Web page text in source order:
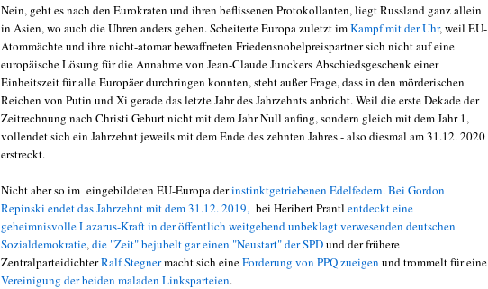
Nein, geht es nach den Eurokraten und ihren beflissenen Protokollanten, liegt Russland ganz allein
in Asien, wo auch die Uhren anders gehen. Scheiterte Europa zuletzt imKampf mit der Uhr, weil EU-
Atommächte und ihre nicht-atomar bewaffneten Friedensnobelpreispartner sich nicht auf eine
europäische Lösung für die Annahme von Jean-Claude Junckers Abschiedsgeschenk einer
Einheitszeit für alle Europäer durchringen konnten, steht außer Frage, dass in den mörderischen
Reichen von Putin und Xi gerade das letzte Jahr des Jahrzehnts anbricht. Weil die erste Dekade der
Zeitrechnung nach Christi Geburt nicht mit dem Jahr Null anfing, sondern gleich mit dem Jahr 1,
vollendet sich ein Jahrzehnt jeweils mit dem Ende des zehnten Jahres - also diesmal am 31.12. 2020
erstreckt.
Nicht aber so im eingebildeten EU-Europa derinstinktgetriebenen Edelfedern. Bei Gordon
Repinski endet das Jahrzehnt mit dem 31.12. 2019, bei Heribert Prantl entdeckt eine
geheimnisvolle Lazarus-Kraft in der öffentlich weitgehend unbeklagt verwesenden deutschen
Sozialdemokratie, die "Zeit" bejubelt gar einen "Neustart" der SPDund der frühere
ZentralparteidichterRalf Stegnermacht sich eineForderung von PPQ zueigen und trommelt für eine
Vereinigung der beiden maladen Linksparteien.